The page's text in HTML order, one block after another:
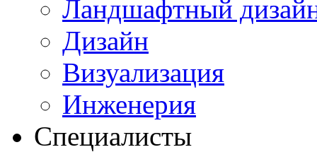
Ландшафтный
Дизайн
Визуализация
Инженерия
Специалисты